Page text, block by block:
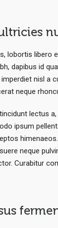
lobortis libero
dapibus id
nisl a
neque
lectus
ipsum
neque
Curabitur